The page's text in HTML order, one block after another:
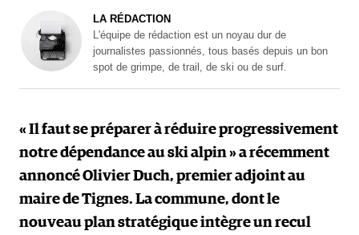
LA RÉDACTION
L'équipe de rédaction est un noyau dur de
journalistes passionnés, tous basés depuis un bon
spot de grimpe, de trail, de ski ou de surf.
« Il faut se préparer à réduire progressivement
notre dépendance au ski alpin » a récemment
annoncé Olivier Duch, premier adjoint au
maire de Tignes. La commune, dont le
nouveau plan stratégique intègre un recul